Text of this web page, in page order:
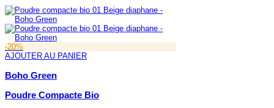
-20%
AJOUTER AU PANIER
Boho Green
Poudre Compacte Bio